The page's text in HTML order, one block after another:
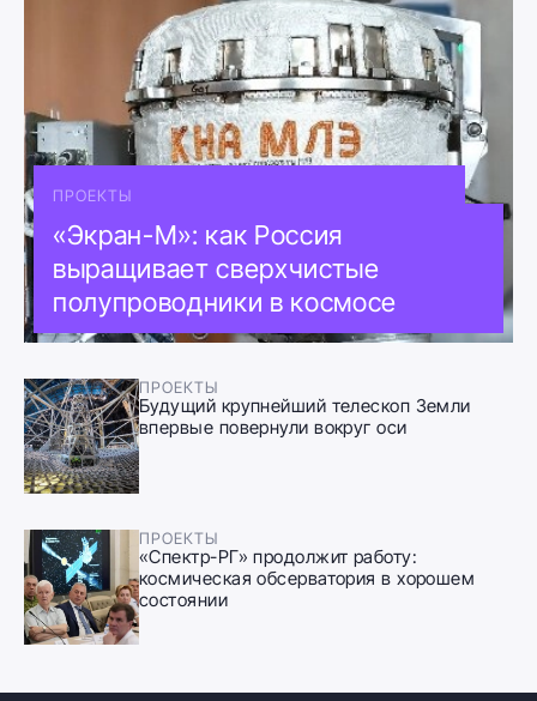
ПРОЕКТЫ
«Экран-М»: как Россия
выращивает сверхчистые
полупроводники в космосе
ПРОЕКТЫ
Будущий крупнейший телескоп Земли
впервые повернули вокруг оси
ПРОЕКТЫ
«Спектр-РГ» продолжит работу:
космическая обсерватория в хорошем
состоянии